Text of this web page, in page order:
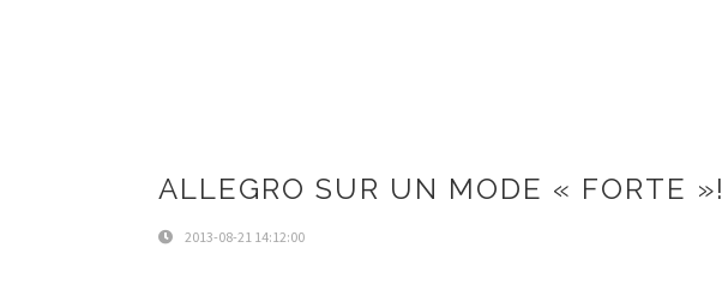
ALLEGRO SUR UN MODE « FORTE »!
2013-08-21 14:12:00